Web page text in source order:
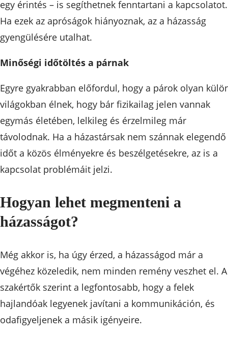
egy érintés – is segíthetnek fenntartani a kapcsolatot.
Ha ezek az apróságok hiányoznak, az a házasság
gyengülésére utalhat.
Minőségi időtöltés a párnak
Egyre gyakrabban előfordul, hogy a párok olyan
világokban élnek, hogy bár fizikailag jelen vannak
egymás életében, lelkileg és érzelmileg már
távolodnak. Ha a házastársak nem szánnak elegendő
időt a közös élményekre és beszélgetésekre, az is a
kapcsolat problémáit jelzi.
Hogyan lehet megmenteni a
házasságot?
Még akkor is, ha úgy érzed, a házasságod már a
végéhez közeledik, nem minden remény veszhet el. A
szakértők szerint a legfontosabb, hogy a felek
hajlandóak legyenek javítani a kommunikáción, és
odafigyeljenek a másik igényeire.